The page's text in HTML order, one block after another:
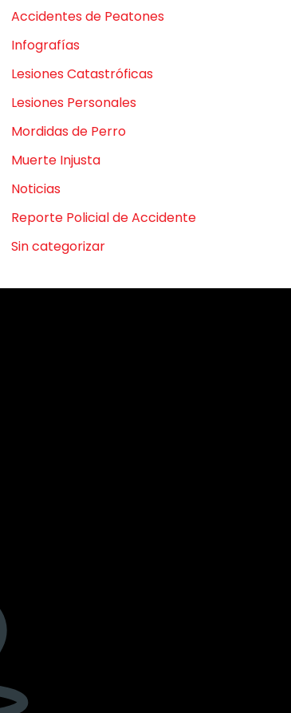
Accidentes de Peatones
Infografías
Lesiones Catastróficas
Lesiones Personales
Mordidas de Perro
Muerte Injusta
Noticias
Reporte Policial de Accidente
Sin categorizar